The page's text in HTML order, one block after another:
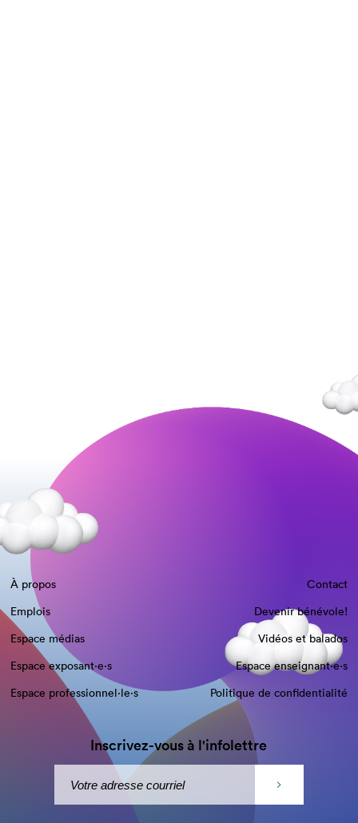
À propos
Contact
Emplois
Devenir bénévole!
Espace médias
Vidéos et balados
Espace exposant·e⋅s
Espace enseignant·e⋅s
Espace professionnel·le⋅s
Politique de confidentialité
Inscrivez-vous à l'infolettre